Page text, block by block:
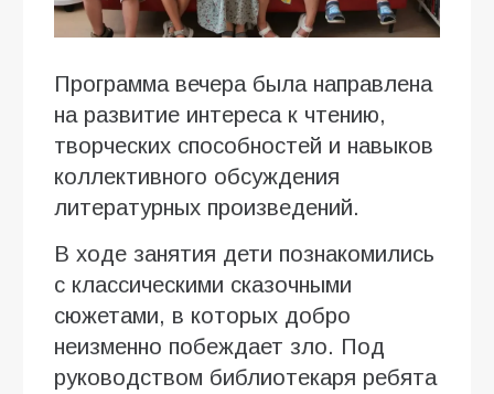
Программа вечера была направлена
на развитие интереса к чтению,
творческих способностей и навыков
коллективного обсуждения
литературных произведений.
В ходе занятия дети познакомились
с классическими сказочными
сюжетами, в которых добро
неизменно побеждает зло. Под
руководством библиотекаря ребята